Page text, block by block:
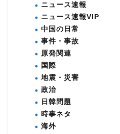
ニュース速報
ニュース速報VIP
中国の日常
事件・事故
原発関連
国際
地震・災害
政治
日韓問題
時事ネタ
海外